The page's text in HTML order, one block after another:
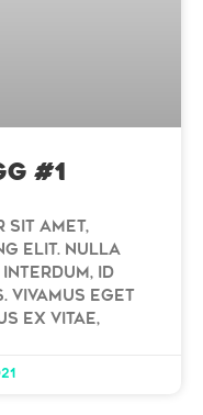
#1
sit amet,
elit. Nulla
id
eget
ex vitae,